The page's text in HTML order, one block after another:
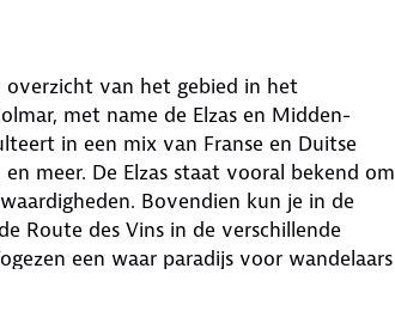
overzicht van het gebied in het
met name de Elzas en Midden-
in een mix van Franse en Duitse
meer. De Elzas staat vooral bekend om
Bovendien kun je in de
Route des Vins in de verschillende
een waar paradijs voor wandelaars